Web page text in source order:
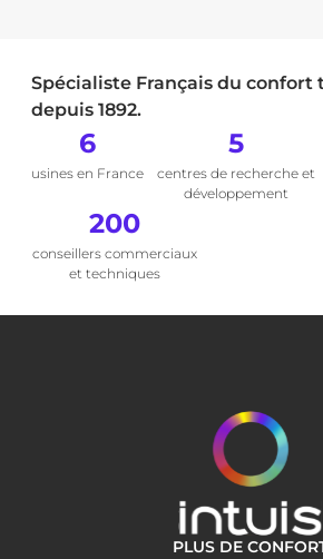
Spécialiste Français du
depuis 1892.
6
usines en France
5
centres de recherche et
développement
200
conseillers commerciaux
et techniques
PLUS DE